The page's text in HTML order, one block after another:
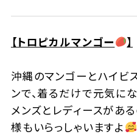
【トロピカルマンゴー 】
沖縄のマンゴーとハイビ
ンで、着るだけで元気に
メンズとレディースがあ
様もいらっしゃいますよ